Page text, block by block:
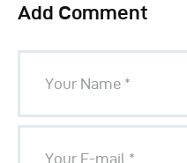
Add Comment